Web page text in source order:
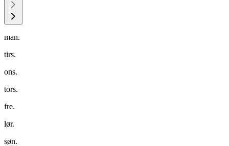
man.
tirs.
ons.
tors.
fre.
lør.
søn.